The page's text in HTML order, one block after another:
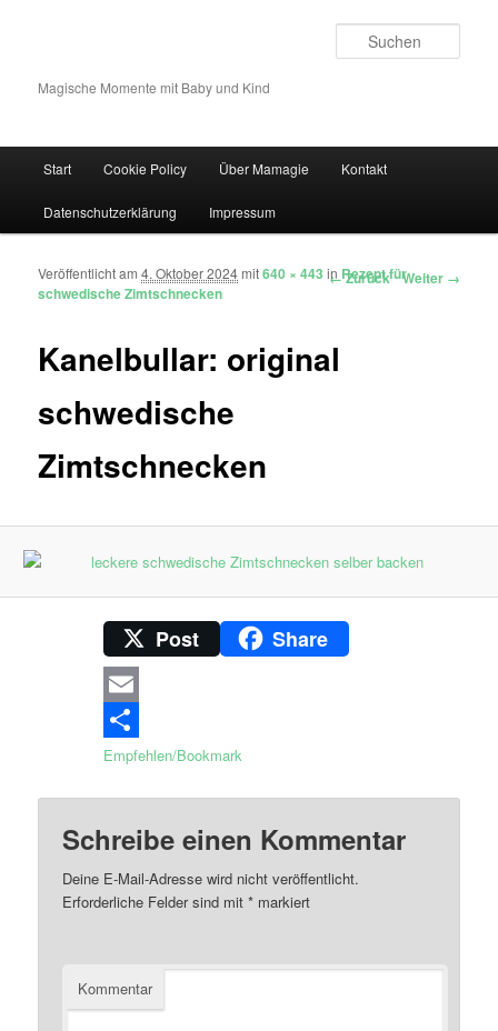
Magische Momente mit Baby und Kind
Zum Inhalt wechseln
Zum sekundären Inhalt wechseln
Start Cookie Policy Über Mamagie Kontakt
Datenschutzerklärung Impressum
Bilder-Navigation ← Zurück Weiter →
Kanelbullar: original
schwedische
Zimtschnecken
Veröffentlicht am4. Oktober 2024mit640 × 443 in Rezept für
schwedische Zimtschnecken
Post Share
Email
Empfehlen/Bookmark
Schreibe einen Kommentar
Deine E-Mail-Adresse wird nicht veröffentlicht.
Erforderliche Felder sind mit* markiert
Kommentar